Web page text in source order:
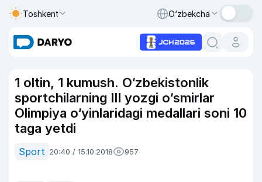
Toshkent O‘zbekcha
1 oltin, 1 kumush. O‘zbekistonlik
sportchilarning III yozgi o‘smirlar
Olimpiya o‘yinlaridagi medallari soni 10
taga yetdi
Sport 20:40 / 15.10.2018 957